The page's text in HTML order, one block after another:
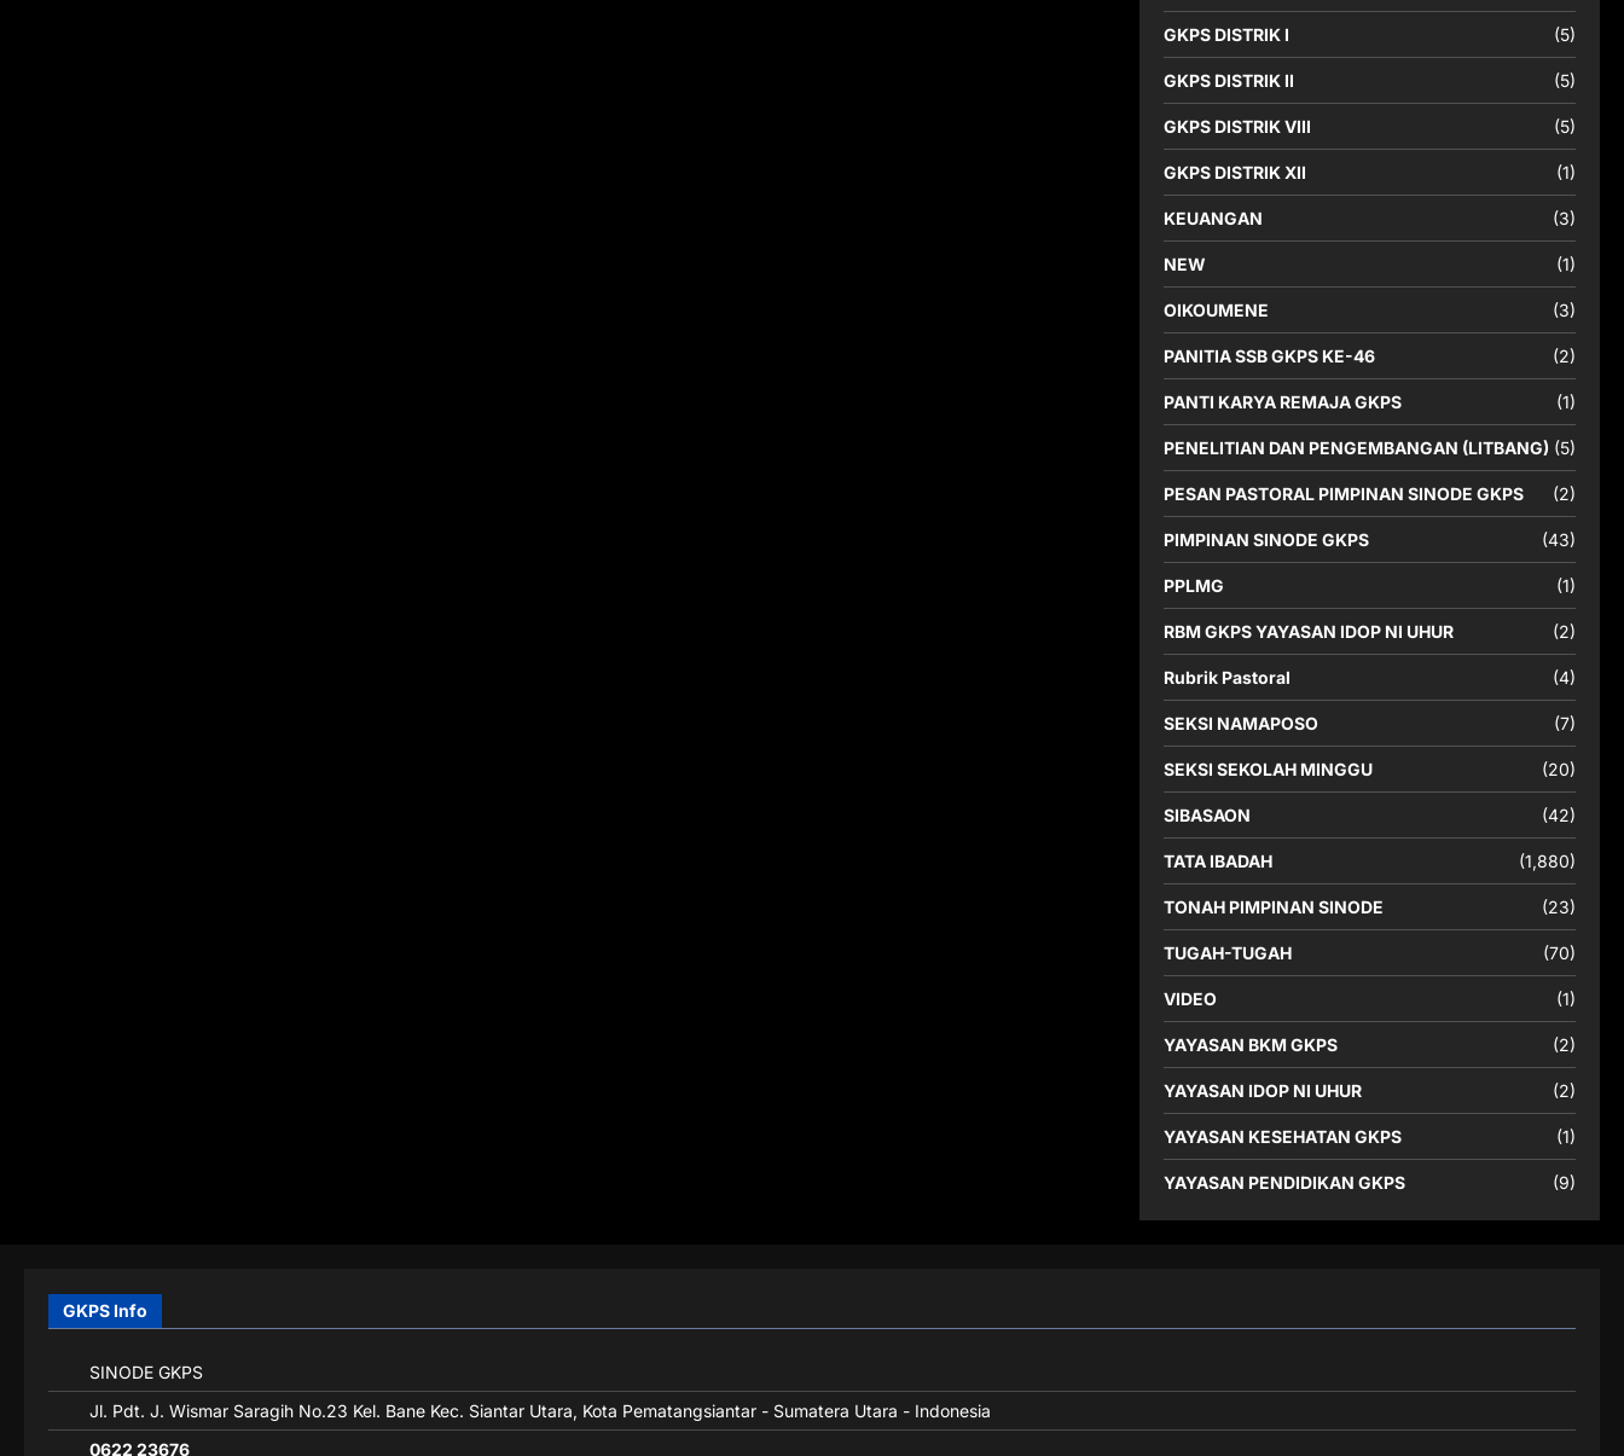
GKPS DISTRIK I (5)
GKPS DISTRIK II (5)
GKPS DISTRIK VIII (5)
GKPS DISTRIK XII (1)
KEUANGAN (3)
NEW (1)
OIKOUMENE (3)
PANITIA SSB GKPS KE-46 (2)
PANTI KARYA REMAJA GKPS (1)
PENELITIAN DAN PENGEMBANGAN (LITBANG) (5)
PESAN PASTORAL PIMPINAN SINODE GKPS (2)
PIMPINAN SINODE GKPS (43)
PPLMG (1)
RBM GKPS YAYASAN IDOP NI UHUR (2)
Rubrik Pastoral (4)
SEKSI NAMAPOSO (7)
SEKSI SEKOLAH MINGGU (20)
SIBASAON (42)
TATA IBADAH (1,880)
TONAH PIMPINAN SINODE (23)
TUGAH-TUGAH (70)
VIDEO (1)
YAYASAN BKM GKPS (2)
YAYASAN IDOP NI UHUR (2)
YAYASAN KESEHATAN GKPS (1)
YAYASAN PENDIDIKAN GKPS (9)
GKPS Info
SINODE GKPS
Jl. Pdt. J. Wismar Saragih No.23 Kel. Bane Kec. Siantar Utara, Kota Pematangsiantar - Sumatera Utara - Indonesia
0622 23676